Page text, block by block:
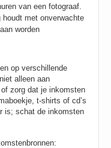
van een fotograaf.
met onverwachte
worden
op verschillende
alleen aan
zorg dat je inkomsten
t-shirts of cd’s
is; schat de inkomsten